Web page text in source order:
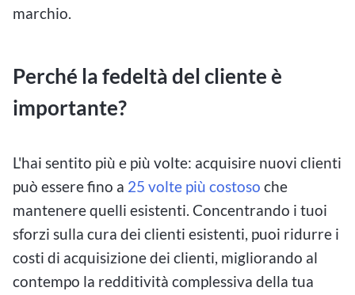
marchio.
Perché la fedeltà del cliente è
importante?
L'hai sentito più e più volte: acquisire nuovi clienti
può essere fino a 25 volte più costoso che
mantenere quelli esistenti. Concentrando i tuoi
sforzi sulla cura dei clienti esistenti, puoi ridurre i
costi di acquisizione dei clienti, migliorando al
contempo la redditività complessiva della tua